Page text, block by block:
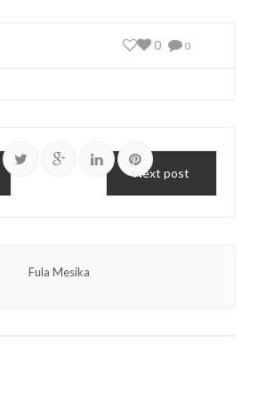
0
0
Next post
Fula Mesika